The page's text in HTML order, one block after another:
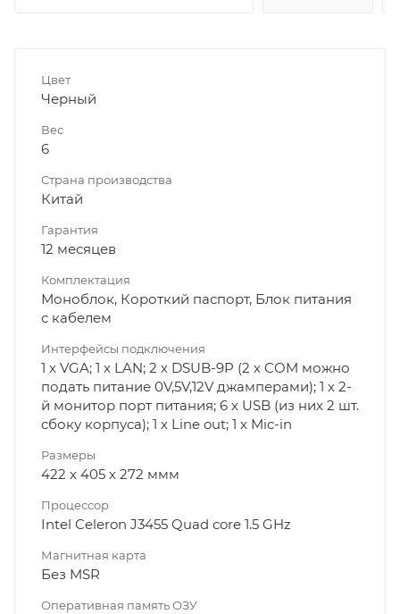
Цвет
Черный
Вес
6
Страна производства
Китай
Гарантия
12 месяцев
Комплектация
Моноблок, Короткий паспорт, Блок питания
с кабелем
Интерфейсы подключения
1 х VGA; 1 х LAN; 2 х DSUB-9P (2 х COM можно
подать питание 0V,5V,12V джамперами); 1 х 2-
й монитор порт питания; 6 х USB (из них 2 шт.
сбоку корпуса); 1 х Line out; 1 х Mic-in
Размеры
422 х 405 х 272 ммм
Процессор
Intel Celeron J3455 Quad core 1.5 GHz
Магнитная карта
Без MSR
Оперативная память ОЗУ